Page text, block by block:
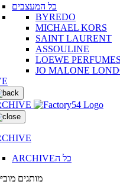
כל המעצבים
BYREDO
MICHAEL KORS
SAINT LAURENT
ASSOULINE
LOEWE PERFUMES
JO MALONE
ARCHIVEכל ה
מותגים